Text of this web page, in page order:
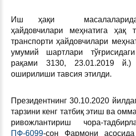
Иш ҳақи масалаларида
ҳайдовчилари меҳнатига ҳақ
транспорти ҳайдовчилари
умумий шартлари
рақами 3130, 23.01.2019 й.)
оширилиши тавсия этилди.
Президентнинг 30.10.2020
тарзини кенг татбиқ этиш ва
ривожлантириш чора-
ПФ-6099-сон Фармони асосида